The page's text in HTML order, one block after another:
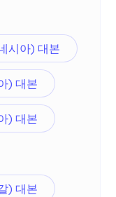
시아) 대본
) 대본
) 대본
) 대본